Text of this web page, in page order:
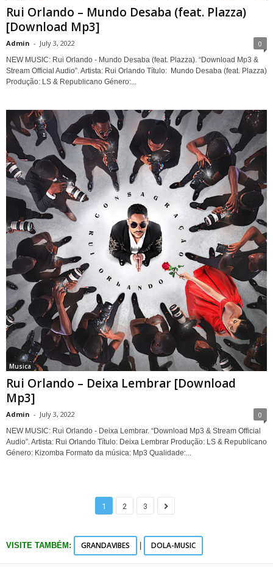
Rui Orlando – Mundo Desaba (feat. Plazza)
[Download Mp3]
Admin - July 3, 2022 0
NEW MUSIC: Rui Orlando - Mundo Desaba (feat. Plazza). “Download Mp3 &
Stream Official Audio”. Artista: Rui Orlando Título: Mundo Desaba (feat. Plazza)
Produção: LS & Republicano Género:...
Musica
Rui Orlando – Deixa Lembrar [Download
Mp3]
Admin - July 3, 2022 0
NEW MUSIC: Rui Orlando - Deixa Lembrar. “Download Mp3 & Stream Official
Audio”. Artista: Rui Orlando Título: Deixa Lembrar Produção: LS & Republicano
Género: Kizomba Formato da música: Mp3 Qualidade:...
1 2 3
VISITE TAMBÉM: GRANDAVIBES DOLA-MUSIC